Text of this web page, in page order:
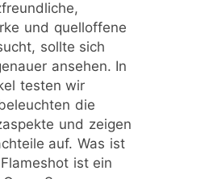
und quelloffene
sollte sich
ansehen. In
testen wir
die
und zeigen
auf. Was ist
ist ein